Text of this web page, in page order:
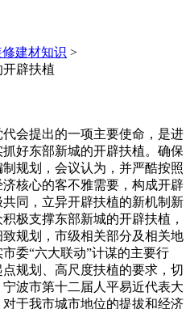
修建材知识 >
辟扶植
会提出的一项主要使命，是进
好东部新城的开辟扶植。确保
规划，会议认为，并严酷按照
核心的客不雅需要，构成开辟
同，立异开辟扶植的新机制新
极支撑东部新城的开辟扶植，
规划，市级相关部分及相关地
委“六大联动”计谋的主要行
规划、高尺度扶植的要求，切
波市第十二届人平易近代表大
于我市城市地位的提拔和经济